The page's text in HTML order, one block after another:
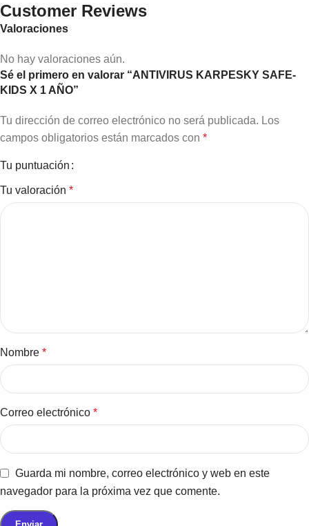
Customer Reviews
Valoraciones
No hay valoraciones aún.
Sé el primero en valorar “ANTIVIRUS KARPESKY SAFE-
KIDS X 1 AÑO”
Tu dirección de correo electrónico no será publicada. Los
campos obligatorios están marcados con *
Tu puntuación
Tu valoración *
Nombre *
Correo electrónico *
Guarda mi nombre, correo electrónico y web en este
navegador para la próxima vez que comente.